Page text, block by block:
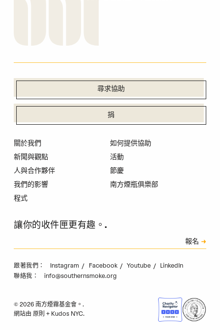
尋求協助
捐
關於我們
新聞與觀點
人與合作夥伴
我們的影響
程式
如何提供協助
活動
節慶
南方煙瓶俱樂部
讓你的收件匣更有趣。.
驗證碼
報名
跟著我們： Instagram Facebook Youtube LinkedIn
聯絡我： info@southernsmoke.org
© 2026 南方煙霧基金會。.
網站由 原則 + Kudos NYC.